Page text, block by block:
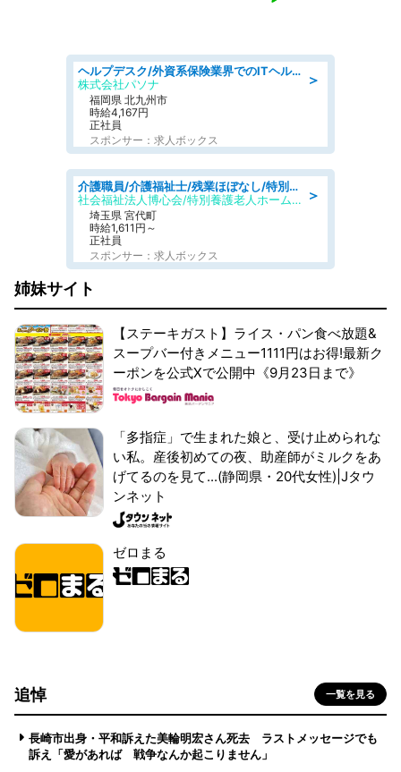
＞
ヘルプデスク/外資系保険業界でのITヘルプデスク業務/駅近/即日勤務可/ヘルプデスク
株式会社パソナ
福岡県 北九州市
時給4,167円
正社員
スポンサー：求人ボックス
＞
介護職員/介護福祉士/残業ほぼなし/特別養護老人ホームの介護士/夜勤専従
社会福祉法人博心会/特別養護老人ホーム 清風園
埼玉県 宮代町
時給1,611円～
正社員
スポンサー：求人ボックス
姉妹サイト
【ステーキガスト】ライス・パン食べ放題&
スープバー付きメニュー1111円はお得!最新ク
ーポンを公式Xで公開中《9月23日まで》
「多指症」で生まれた娘と、受け止められな
い私。産後初めての夜、助産師がミルクをあ
げてるのを見て...(静岡県・20代女性)|Jタウ
ンネット
ゼロまる
追悼 一覧を見る
長崎市出身・平和訴えた美輪明宏さん死去 ラストメッセージでも
訴え「愛があれば 戦争なんか起こりません」